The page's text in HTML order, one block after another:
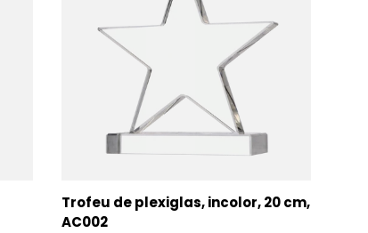
Trofeu de plexiglas, incolor, 20 cm,
AC002